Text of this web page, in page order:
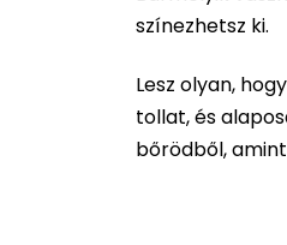
színezhetsz ki.
Lesz olyan,
tollat, és
bőrödből,